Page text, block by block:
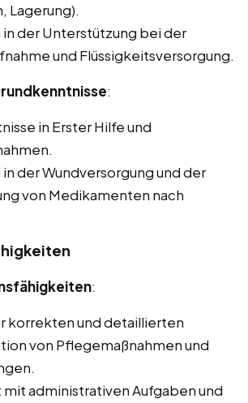
Lagerung).
der Unterstützung bei der
und Flüssigkeitsversorgung.
:
in Erster Hilfe und
in der Wundversorgung und der
von Medikamenten nach
:
korrekten und detaillierten
von Pflegemaßnahmen und
administrativen Aufgaben und